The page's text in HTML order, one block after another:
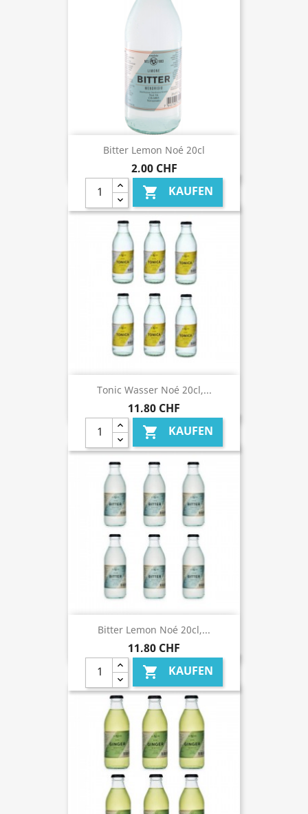
Bitter Lemon Noé 20cl
2,00 CHF
 KAUFEN
Tonic Wasser Noé 20cl,...
11,80 CHF
 KAUFEN
Bitter Lemon Noé 20cl,...
11,80 CHF
 KAUFEN